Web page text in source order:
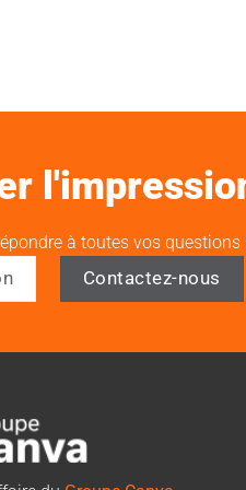
à toutes vos questions
Contactez-nous